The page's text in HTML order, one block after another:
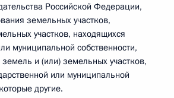
Российской Федерации,
земельных участков,
участков, находящихся
муниципальной собственности,
и (или) земельных участков,
или муниципальной
другие.